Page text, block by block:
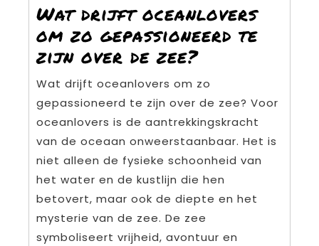
Wat drijft oceanlovers
om zo gepassioneerd te
zijn over de zee?
Wat drijft oceanlovers om zo
gepassioneerd te zijn over de zee? Voor
oceanlovers is de aantrekkingskracht
van de oceaan onweerstaanbaar. Het is
niet alleen de fysieke schoonheid van
het water en de kustlijn die hen
betovert, maar ook de diepte en het
mysterie van de zee. De zee
symboliseert vrijheid, avontuur en